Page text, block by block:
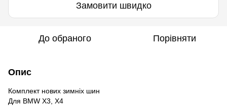
Замовити швидко
До обраного Порівняти
Опис
Комплект нових зимніх шин
Для BMW X3, X4